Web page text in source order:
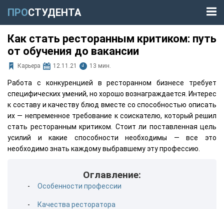
ПРОСТУДЕНТА
Как стать ресторанным критиком: путь
от обучения до вакансии
Карьера 12.11.21 13 мин.
Работа с конкуренцией в ресторанном бизнесе требует
специфических умений, но хорошо вознаграждается. Интерес
к составу и качеству блюд вместе со способностью описать
их — непременное требование к соискателю, который решил
стать ресторанным критиком. Стоит ли поставленная цель
усилий и какие способности необходимы — все это
необходимо знать каждому выбравшему эту профессию.
Оглавление:
Особенности профессии
Качества ресторатора